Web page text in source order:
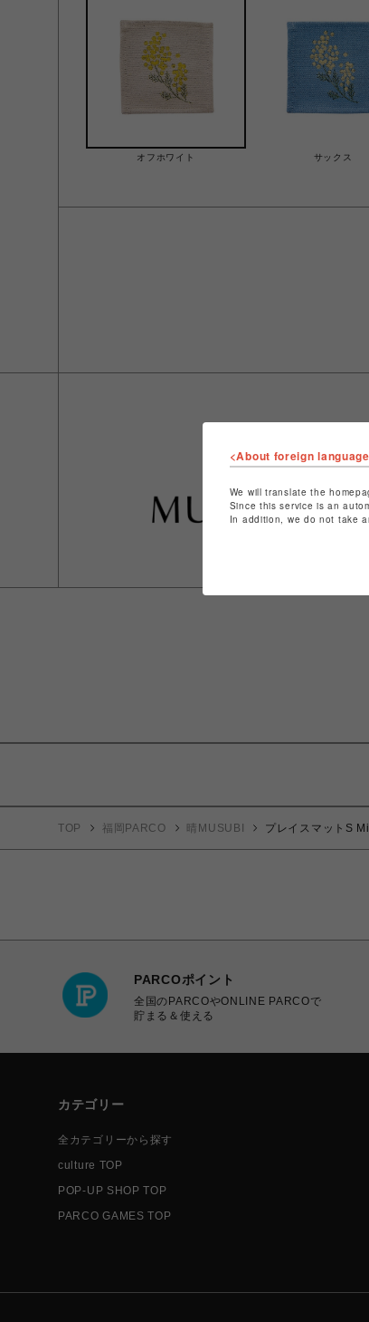
オフホワイト サックス
TOP 福岡PARCO 晴MUSUBI プレイスマットS
PARCOポイント
全国のPARCOやONLINE PARCOで
貯まる＆使える
カテゴリー
全カテゴリーから探す
culture TOP
POP-UP SHOP TOP
PARCO GAMES TOP
<About foreign
We will translate the
Since this service is an
In addition, we do not take